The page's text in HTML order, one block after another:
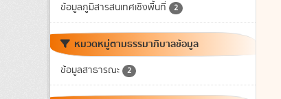
ข้อมูลภูมิสารสนเทศเชิงพื้นที่ 2
หมวดหมู่ตามธรรมาภิบาลข้อมูล
ข้อมูลสาธารณะ 2